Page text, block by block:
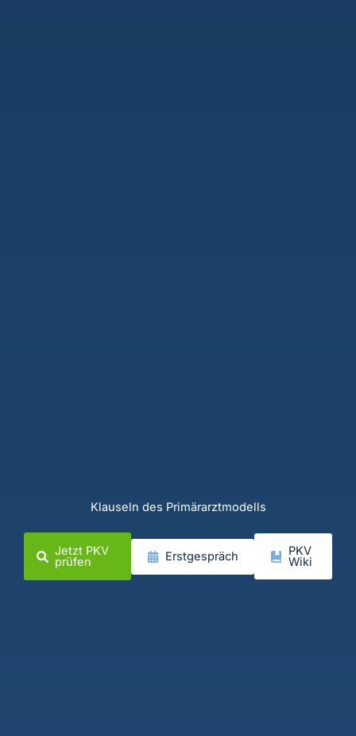
Klauseln des Primärarztmodells
Jetzt PKV
prüfen Erstgespräch PKV
Wiki